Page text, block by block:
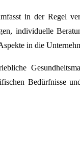
in der Regel
individuelle
in die
Bedürfnisse